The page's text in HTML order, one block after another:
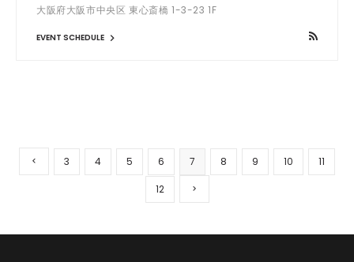
大阪府大阪市中央区 東心斎橋 1-3-23 1F
EVENT SCHEDULE
3 4 5 6 7 8 9 10 11
12